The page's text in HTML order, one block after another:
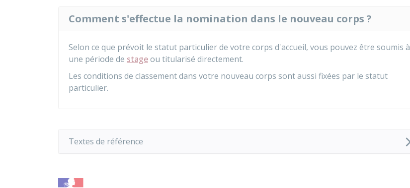
Comment s'effectue la nomination dans le nouveau corps ?
Selon ce que prévoit le statut particulier de votre corps d'accueil, vous pouvez être soumis à
une période de stageou titularisé directement.
Les conditions de classement dans votre nouveau corps sont aussi fixées par le statut
particulier.
Textes de référence